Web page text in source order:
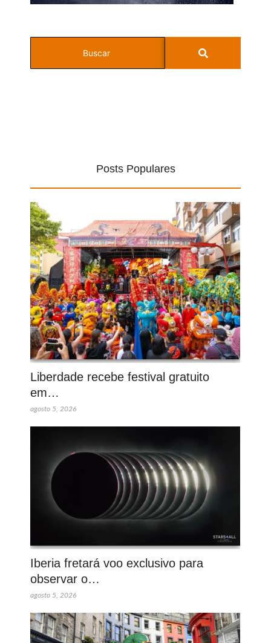
Posts Populares
Liberdade recebe festival gratuito
em…
agosto 5, 2026
Iberia fretará voo exclusivo para
observar o…
agosto 5, 2026